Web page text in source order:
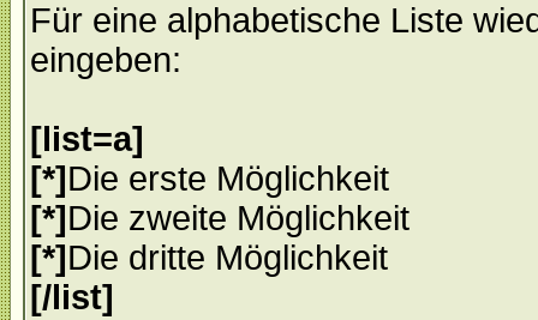
Für eine alphabetische Liste
eingeben:
[list=a]
[*]Die erste Möglichkeit
[*]Die zweite Möglichkeit
[*]Die dritte Möglichkeit
[/list]